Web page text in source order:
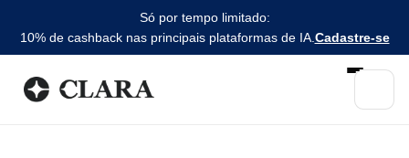
Só por tempo limitado:
10% de cashback nas principais plataformas de IA. Cadastre-se